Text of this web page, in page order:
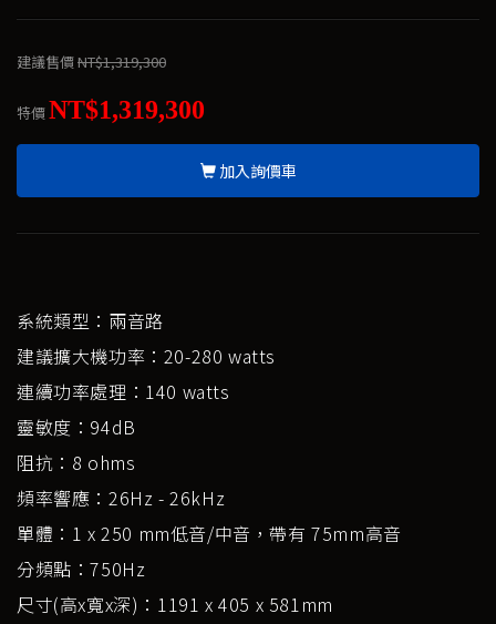
建議售價NT$1,319,300
特價NT$1,319,300
加入詢價車
系統類型：兩音路
建議擴大機功率：20-280 watts
連續功率處理：140 watts
靈敏度：94dB
阻抗：8 ohms
頻率響應：26Hz - 26kHz
單體：1 x 250 mm低音/中音，帶有 75mm高音
分頻點：750Hz
尺寸(高x寬x深)：1191 x 405 x 581mm